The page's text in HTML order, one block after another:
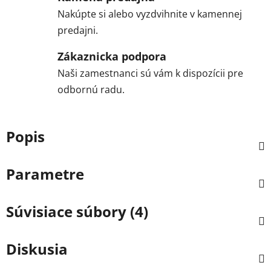
Nakúpte si alebo vyzdvihnite v kamennej
predajni.
Zákaznicka podpora
Naši zamestnanci sú vám k dispozícii pre
odbornú radu.
Popis
Parametre
Súvisiace súbory (4)
Diskusia